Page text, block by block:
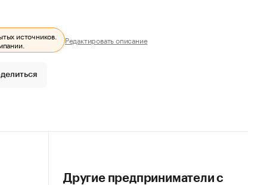
источников.
Редактировать описание
Другие предприниматели с